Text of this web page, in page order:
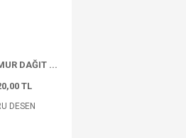
DAĞIT ...
TL